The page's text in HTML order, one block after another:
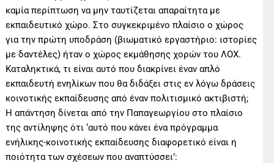
καμία περίπτωση να μην ταυτίζεται απαραίτητα με
εκπαιδευτικό χώρο. Στο συγκεκριμένο πλαίσιο ο χώρος
για την πρώτη υποδράση (βιωματικό εργαστήριο: ιστορίες
με δαντέλες) ήταν ο χώρος εκμάθησης χορών του ΛΟΧ.
Καταληκτικά, τι είναι αυτό που διακρίνει έναν απλό
εκπαιδευτή ενηλίκων που θα διδάξει στις εν λόγω δράσεις
κοινοτικής εκπαίδευσης από έναν πολιτισμικό ακτιβιστή;
Η απάντηση δίνεται από την Παπαγεωργίου στο πλαίσιο
της αντίληψης ότι ‘αυτό που κάνει ένα πρόγραμμα
ενήλικης-κοινοτικής εκπαίδευσης διαφορετικό είναι η
ποιότητα των σχέσεων που αναπτύσσει’: